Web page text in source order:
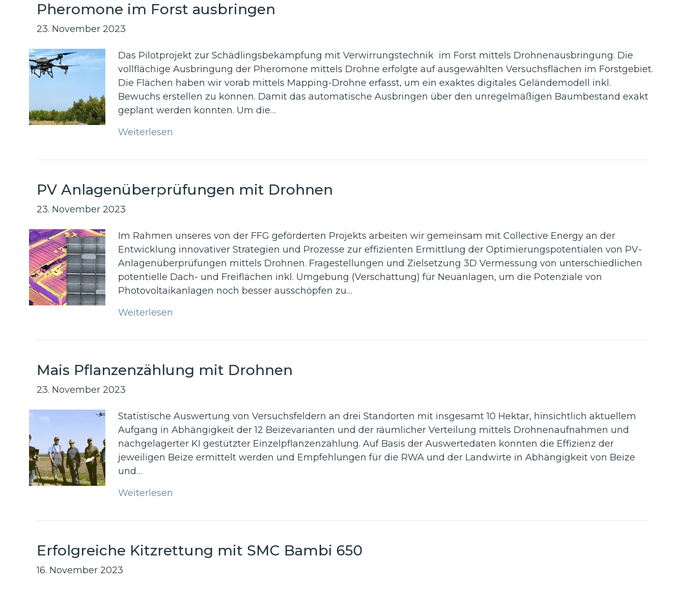
Pheromone im Forst ausbringen
23. November 2023
Das Pilotprojekt zur Schädlingsbekämpfung mit Verwirrungstechnik im Forst mittels Drohnenausbringung. Die
vollflächige Ausbringung der Pheromone mittels Drohne erfolgte auf ausgewählten Versuchsflächen im Forstgebiet.
Die Flächen haben wir vorab mittels Mapping-Drohne erfasst, um ein exaktes digitales Geländemodell inkl.
Bewuchs erstellen zu können. Damit das automatische Ausbringen über den unregelmäßigen Baumbestand exakt
geplant werden konnten. Um die…
Weiterlesen
PV Anlagenüberprüfungen mit Drohnen
23. November 2023
Im Rahmen unseres von der FFG geförderten Projekts arbeiten wir gemeinsam mit Collective Energy an der
Entwicklung innovativer Strategien und Prozesse zur effizienten Ermittlung der Optimierungspotentialen von PV-
Anlagenüberprüfungen mittels Drohnen. Fragestellungen und Zielsetzung 3D Vermessung von unterschiedlichen
potentielle Dach- und Freiflächen inkl. Umgebung (Verschattung) für Neuanlagen, um die Potenziale von
Photovoltaikanlagen noch besser ausschöpfen zu…
Weiterlesen
Mais Pflanzenzählung mit Drohnen
23. November 2023
Statistische Auswertung von Versuchsfeldern an drei Standorten mit insgesamt 10 Hektar, hinsichtlich aktuellem
Aufgang in Abhängigkeit der 12 Beizevarianten und der räumlicher Verteilung mittels Drohnenaufnahmen und
nachgelagerter KI gestützter Einzelpflanzenzählung. Auf Basis der Auswertedaten konnten die Effizienz der
jeweiligen Beize ermittelt werden und Empfehlungen für die RWA und der Landwirte in Abhängigkeit von Beize
und…
Weiterlesen
Erfolgreiche Kitzrettung mit SMC Bambi 650
16. November 2023